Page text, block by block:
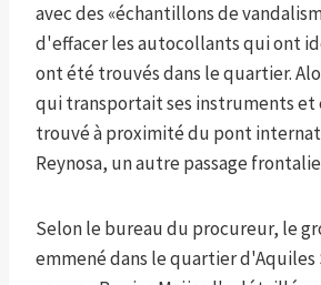
avec des «échantillons de
d'effacer les autocollants qui ont
ont été trouvés dans le quartier.
qui transportait ses instruments et
trouvé à proximité du pont
Reynosa, un autre passage
Selon le bureau du procureur, le
emmené dans le quartier d'Aquiles